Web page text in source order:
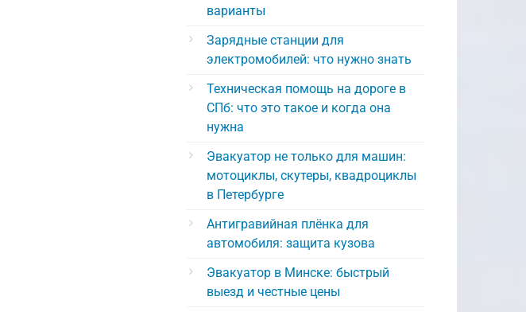
варианты
Зарядные станции для
электромобилей: что нужно знать
Техническая помощь на дороге в
СПб: что это такое и когда она
нужна
Эвакуатор не только для машин:
мотоциклы, скутеры, квадроциклы
в Петербурге
Антигравийная плёнка для
автомобиля: защита кузова
Эвакуатор в Минске: быстрый
выезд и честные цены